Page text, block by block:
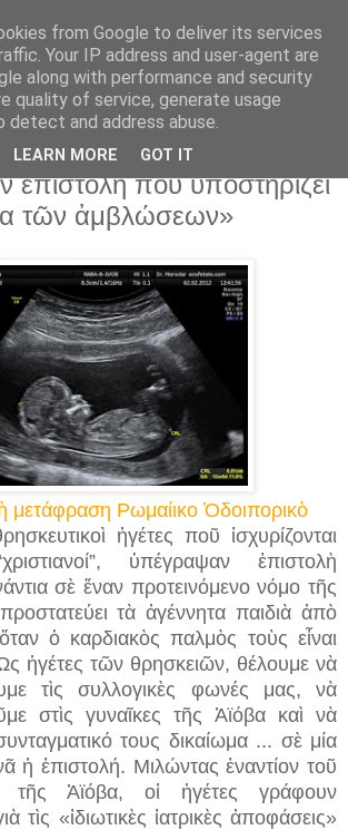
ἡγέτες
πού ὑποστηρίζει
τῶν ἀμβλώσεων»
μετάφραση Ρωμαίικο Ὁδοιπορικὸ
ἡγέτες ποῦ ἰσχυρίζονται
ὑπέγραψαν ἐπιστολὴ
σὲ ἕναν προτεινόμενο νόμο τῆς
τὰ ἀγέννητα παιδιὰ ἀπὸ
ὁ καρδιακὸς παλμὸς τοὺς εἶναι
ἡγέτες τῶν θρησκειῶν, θέλουμε νὰ
τὶς συλλογικὲς φωνές μας, νὰ
στὶς γυναῖκες τῆς Ἀϊόβα καὶ νὰ
τους δικαίωμα ... σὲ μία
ἡ ἐπιστολή. Μιλώντας ἐναντίον τοῦ
τῆς Ἀϊόβα, οἱ ἡγέτες γράφουν
τὶς «ἰδιωτικὲς ἰατρικὲς ἀποφάσεις»
from Google to deliver its services
Your IP address and user-agent are
along with performance and security
quality of service, generate usage
and address abuse.
LEARN MORE GOT IT